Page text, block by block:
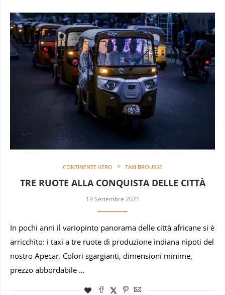
CONTINENTE VERO TAXI BROUSSE
TRE RUOTE ALLA CONQUISTA DELLE CITTÀ
19 Settembre 2021
In pochi anni il variopinto panorama delle città africane si è
arricchito: i taxi a tre ruote di produzione indiana nipoti del
nostro Apecar. Colori sgargianti, dimensioni minime,
prezzo abbordabile …